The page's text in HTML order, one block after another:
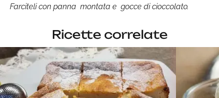
Farciteli con panna montata e gocce di cioccolato.
Ricette correlate